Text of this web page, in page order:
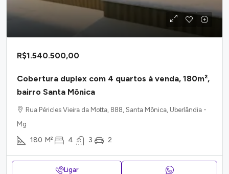
R$1.540.500,00
Cobertura duplex com 4 quartos à venda, 180m²,
bairro Santa Mônica
Rua Péricles Vieira da Motta, 888, Santa Mônica, Uberlândia -
Mg
180 M² 4 3 2
Ligar